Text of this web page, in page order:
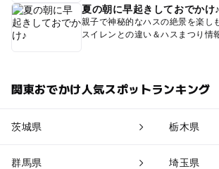
夏の朝に早起きしておでかけ♪
親子で神秘的なハスの絶景を楽し
スイレンとの違い＆ハスまつり情
関東おでかけ人気スポットランキング
茨城県 栃木県
群馬県 埼玉県